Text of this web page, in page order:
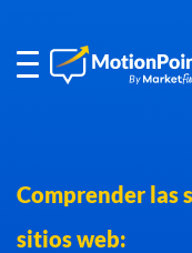
Comprender las
sitios web: